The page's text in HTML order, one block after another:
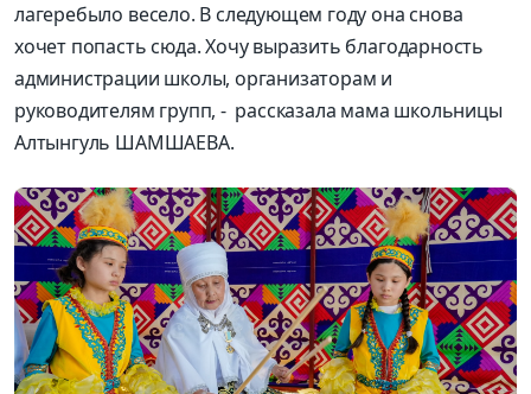
лагеребыло весело. В следующем году она снова
хочет попасть сюда. Хочу выразить благодарность
администрации школы, организаторам и
руководителям групп, - рассказала мама школьницы
Алтынгуль ШАМШАЕВА.